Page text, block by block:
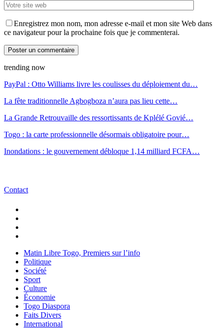
Enregistrez mon nom, mon adresse e-mail et mon site Web dans
ce navigateur pour la prochaine fois que je commenterai.
trending now
PayPal : Otto Williams livre les coulisses du déploiement du…
La fête traditionnelle Agbogboza n’aura pas lieu cette…
La Grande Retrouvaille des ressortissants de Kplélé Govié…
Togo : la carte professionnelle désormais obligatoire pour…
Inondations : le gouvernement débloque 1,14 milliard FCFA…
Contact
Matin Libre Togo, Premiers sur l’info
Politique
Société
Sport
Culture
Économie
Togo Diaspora
Faits Divers
International